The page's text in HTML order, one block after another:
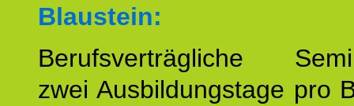
Blaustein:
Berufsverträgliche
zwei Ausbildungstage pro